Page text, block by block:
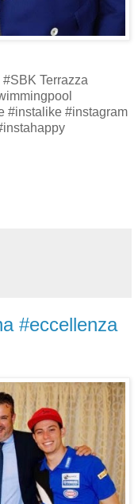
Terrazza
#instalike #instagram
#eccellenza